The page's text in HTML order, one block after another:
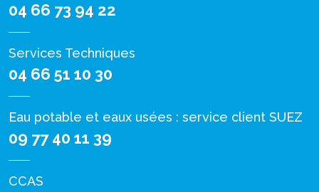
04 66 73 94 22
Services Techniques
04 66 51 10 30
Eau potable et eaux usées : service client SUEZ
09 77 40 11 39
CCAS